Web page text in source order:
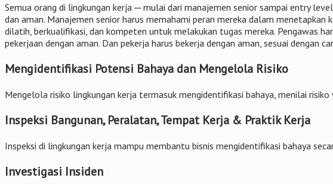
Semua orang di lingkungan kerja ─ mulai dari manajemen senior sampai entry
dan aman. Manajemen senior harus memahami peran mereka dalam
dilatih, berkualifikasi, dan kompeten untuk melakukan tugas mereka. Pengawas
pekerjaan dengan aman. Dan pekerja harus bekerja dengan aman, sesuai dengan
Mengidentifikasi Potensi Bahaya dan Mengelola Risiko
Mengelola risiko lingkungan kerja termasuk mengidentifikasi bahaya, menilai
Inspeksi Bangunan, Peralatan, Tempat Kerja & Praktik Kerja
Inspeksi di lingkungan kerja mampu membantu bisnis mengidentifikasi bahaya
Investigasi Insiden